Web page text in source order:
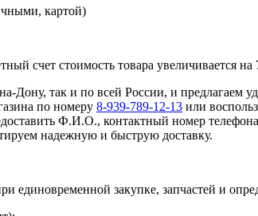
картой)
счет стоимость товара увеличивается на
Дону, так и по всей России, и
по номеру 8-939-789-12-13 или
Ф.И.О., контактный номер
надежную и быструю доставку.
единовременной закупке, запчастей и